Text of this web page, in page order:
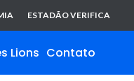
ESTADÃO VERIFICA
Lions Contato